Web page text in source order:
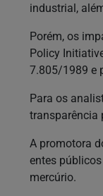
industrial,
Porém, os
Policy
7.805/1989 e
Para os
transparência
A promotora
entes
mercúrio.